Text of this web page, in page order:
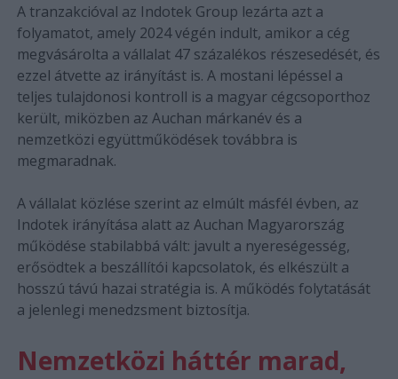
A tranzakcióval az Indotek Group lezárta azt a
folyamatot, amely 2024 végén indult, amikor a cég
megvásárolta a vállalat 47 százalékos részesedését, és
ezzel átvette az irányítást is. A mostani lépéssel a
teljes tulajdonosi kontroll is a magyar cégcsoporthoz
került, miközben az Auchan márkanév és a
nemzetközi együttműködések továbbra is
megmaradnak.
A vállalat közlése szerint az elmúlt másfél évben, az
Indotek irányítása alatt az Auchan Magyarország
működése stabilabbá vált: javult a nyereségesség,
erősödtek a beszállítói kapcsolatok, és elkészült a
hosszú távú hazai stratégia is. A működés folytatását
a jelenlegi menedzsment biztosítja.
Nemzetközi háttér marad,